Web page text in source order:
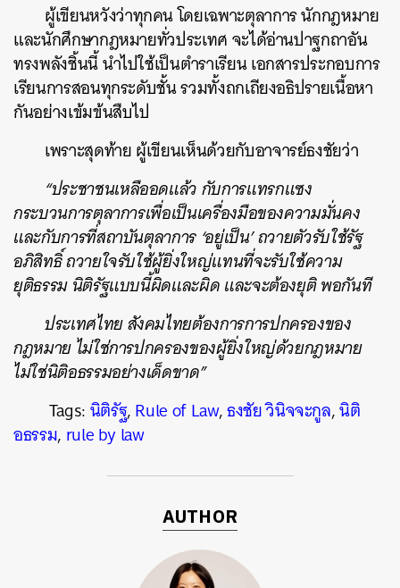
ผู้เขียนหวังว่าทุกคน โดยเฉพาะตุลาการ นักกฎหมาย
และนักศึกษากฎหมายทั่วประเทศ จะได้อ่านปาฐกถาอัน
ทรงพลังชิ้นนี้ นำไปใช้เป็นตำราเรียน เอกสารประกอบการ
เรียนการสอนทุกระดับชั้น รวมทั้งถกเถียงอธิปรายเนื้อหา
กันอย่างเข้มข้นสืบไป
เพราะสุดท้าย ผู้เขียนเห็นด้วยกับอาจารย์ธงชัยว่า
“ประชาชนเหลืออดแล้ว กับการแทรกแซง
กระบวนการตุลาการเพื่อเป็นเครื่องมือของความมั่นคง
และกับการที่สถาบันตุลาการ ‘อยู่เป็น’ ถวายตัวรับใช้รัฐ
อภิสิทธิ์ ถวายใจรับใช้ผู้ยิ่งใหญ่แทนที่จะรับใช้ความ
ยุติธรรม นิติรัฐแบบนี้ผิดและผิด และจะต้องยุติ พอกันที
ประเทศไทย สังคมไทยต้องการการปกครองของ
กฎหมาย ไม่ใช่การปกครองของผู้ยิ่งใหญ่ด้วยกฎหมาย
ไม่ใช่นิติอธรรมอย่างเด็ดขาด”
Tags:นิติรัฐ,Rule of Law,ธงชัย วินิจจะกูล,นิติ
อธรรม, rule by law
AUTHOR